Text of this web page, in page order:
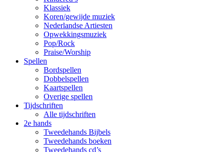
Klassiek
Koren/gewijde muziek
Nederlandse Artiesten
Opwekkingsmuziek
Pop/Rock
Praise/Worship
Spellen
Bordspellen
Dobbelspellen
Kaartspellen
Overige spellen
Tijdschriften
Alle tijdschriften
2e hands
Tweedehands Bijbels
Tweedehands boeken
Tweedehands cd’s